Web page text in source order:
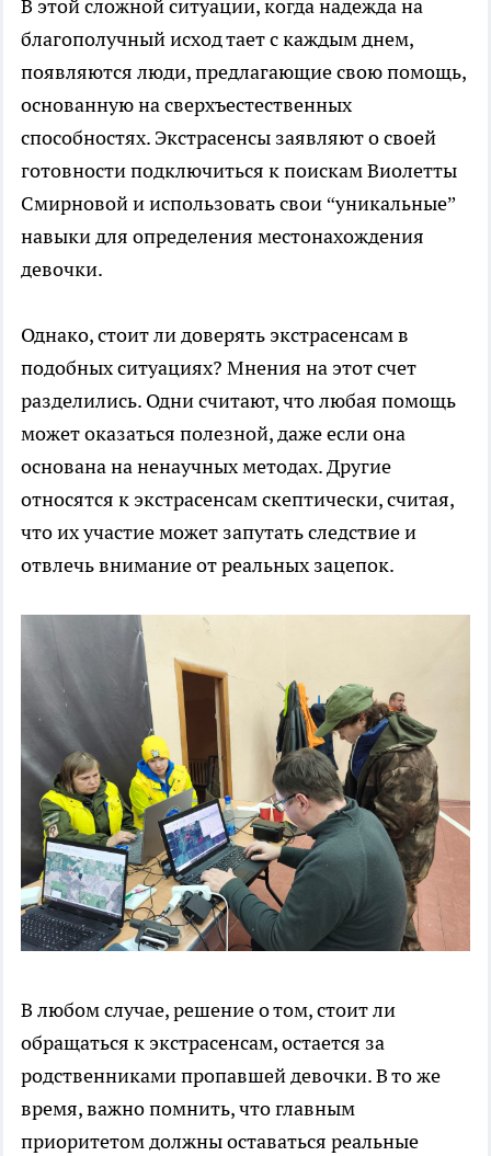
В этой сложной ситуации, когда надежда на
благополучный исход тает с каждым днем,
появляются люди, предлагающие свою помощь,
основанную на сверхъестественных
способностях. Экстрасенсы заявляют о своей
готовности подключиться к поискам Виолетты
Смирновой и использовать свои “уникальные”
навыки для определения местонахождения
девочки.
Однако, стоит ли доверять экстрасенсам в
подобных ситуациях? Мнения на этот счет
разделились. Одни считают, что любая помощь
может оказаться полезной, даже если она
основана на ненаучных методах. Другие
относятся к экстрасенсам скептически, считая,
что их участие может запутать следствие и
отвлечь внимание от реальных зацепок.
В любом случае, решение о том, стоит ли
обращаться к экстрасенсам, остается за
родственниками пропавшей девочки. В то же
время, важно помнить, что главным
приоритетом должны оставаться реальные